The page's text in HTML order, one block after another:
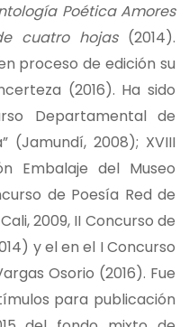
Poética Amores
cuatro hojas(2014).
proceso de edición su
(2016). Ha sido
Departamental de
(Jamundí, 2008); XVIII
Embalaje del Museo
de Poesía Red de
2009, II Concurso de
y el en el I Concurso
Osorio (2016). Fue
para publicación